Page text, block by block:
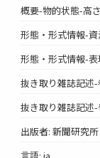
概要-物的状態-高
形態・形式情報-
形態・形式情報-
抜き取り雑誌記述
抜き取り雑誌記述-
出版者: 新聞研究所
言語: ja